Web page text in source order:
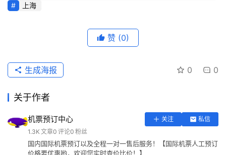
上海
赞 (0)
0 0
生成海报
关于作者
机票预订中心 关注
私信
1.3K 文章0 评论0 粉丝
国内国际机票预订以及全程一对一售后服务！【国际机票人工预订
价格要优惠哟，欢迎您实时查价比价！】